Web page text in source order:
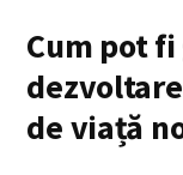
Cum pot
de viață